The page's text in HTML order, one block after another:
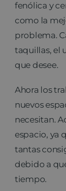
fenólica y
como la
problema.
taquillas, el
que desee.
Ahora los
nuevos
necesitan.
espacio, ya
tantas
debido a
tiempo.